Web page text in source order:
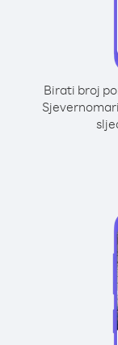
Birati broj